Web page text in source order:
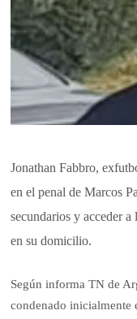
Jonathan Fabbro,
en el penal de Marcos
secundarios y acceder
en su domicilio.
Según informa TN de
condenado inicialmente